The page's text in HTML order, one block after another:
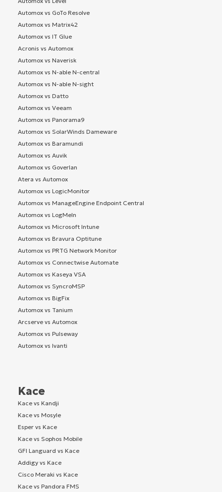
Automox vs GoTo Resolve
Automox vs Matrix42
Automox vs IT Glue
Acronis vs Automox
Automox vs Naverisk
Automox vs N-able N-central
Automox vs N-able N-sight
Automox vs Datto
Automox vs Veeam
Automox vs Panorama9
Automox vs SolarWinds Dameware
Automox vs Baramundi
Automox vs Auvik
Automox vs Goverlan
Atera vs Automox
Automox vs LogicMonitor
Automox vs ManageEngine Endpoint Central
Automox vs LogMeIn
Automox vs Microsoft Intune
Automox vs Bravura Optitune
Automox vs PRTG Network Monitor
Automox vs Connectwise Automate
Automox vs Kaseya VSA
Automox vs SyncroMSP
Automox vs BigFix
Automox vs Tanium
Arcserve vs Automox
Automox vs Pulseway
Automox vs Ivanti
Kace
Kace vs Kandji
Kace vs Mosyle
Esper vs Kace
Kace vs Sophos Mobile
GFI Languard vs Kace
Addigy vs Kace
Cisco Meraki vs Kace
Kace vs Pandora FMS